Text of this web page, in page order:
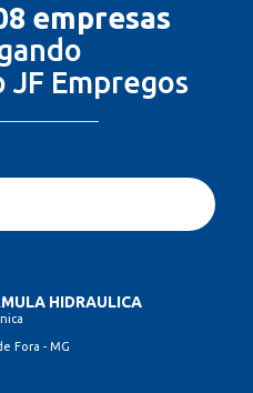
empresas
JF Empregos
HIDRAULICA
Fora - MG